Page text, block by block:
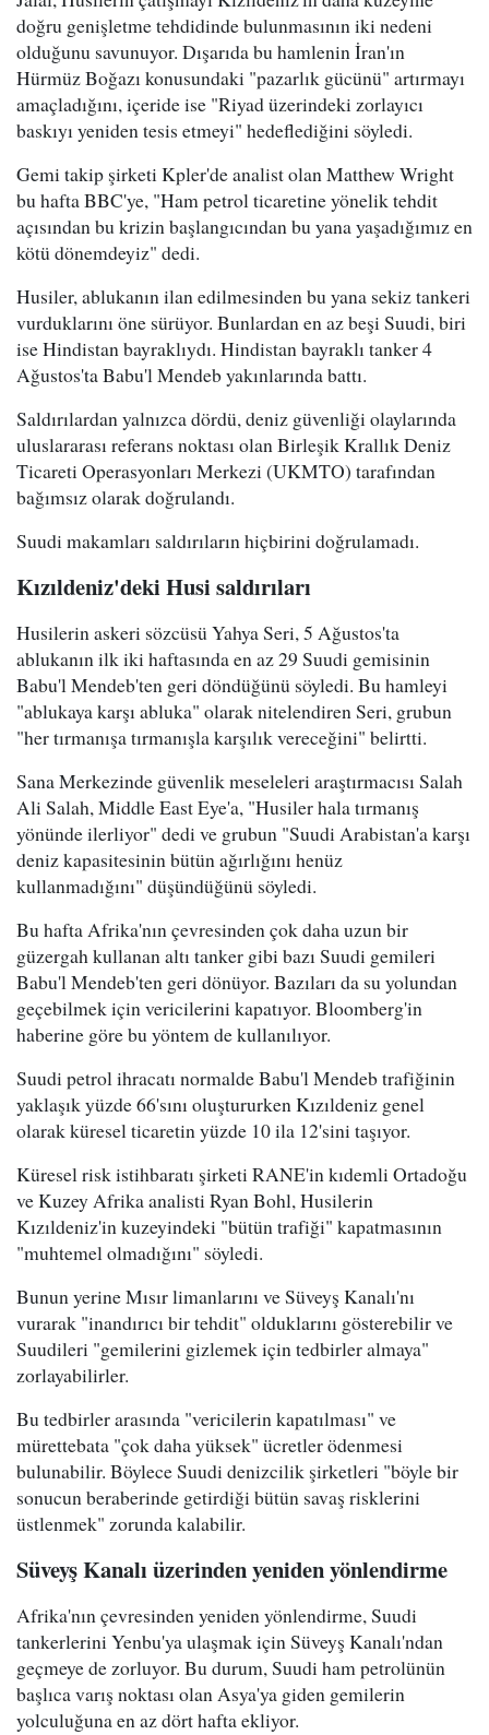
doğru genişletme tehdidinde bulunmasının iki nedeni
olduğunu savunuyor. Dışarıda bu hamlenin İran'ın
Hürmüz Boğazı konusundaki "pazarlık gücünü" artırmayı
amaçladığını, içeride ise "Riyad üzerindeki zorlayıcı
baskıyı yeniden tesis etmeyi" hedeflediğini söyledi.
Gemi takip şirketi Kpler'de analist olan Matthew Wright
bu hafta BBC'ye, "Ham petrol ticaretine yönelik tehdit
açısından bu krizin başlangıcından bu yana yaşadığımız en
kötü dönemdeyiz" dedi.
Husiler, ablukanın ilan edilmesinden bu yana sekiz tankeri
vurduklarını öne sürüyor. Bunlardan en az beşi Suudi, biri
ise Hindistan bayraklıydı. Hindistan bayraklı tanker 4
Ağustos'ta Babu'l Mendeb yakınlarında battı.
Saldırılardan yalnızca dördü, deniz güvenliği olaylarında
uluslararası referans noktası olan Birleşik Krallık Deniz
Ticareti Operasyonları Merkezi (UKMTO) tarafından
bağımsız olarak doğrulandı.
Suudi makamları saldırıların hiçbirini doğrulamadı.
Kızıldeniz'deki Husi saldırıları
Husilerin askeri sözcüsü Yahya Seri, 5 Ağustos'ta
ablukanın ilk iki haftasında en az 29 Suudi gemisinin
Babu'l Mendeb'ten geri döndüğünü söyledi. Bu hamleyi
"ablukaya karşı abluka" olarak nitelendiren Seri, grubun
"her tırmanışa tırmanışla karşılık vereceğini" belirtti.
Sana Merkezinde güvenlik meseleleri araştırmacısı Salah
Ali Salah, Middle East Eye'a, "Husiler hala tırmanış
yönünde ilerliyor" dedi ve grubun "Suudi Arabistan'a karşı
deniz kapasitesinin bütün ağırlığını henüz
kullanmadığını" düşündüğünü söyledi.
Bu hafta Afrika'nın çevresinden çok daha uzun bir
güzergah kullanan altı tanker gibi bazı Suudi gemileri
Babu'l Mendeb'ten geri dönüyor. Bazıları da su yolundan
geçebilmek için vericilerini kapatıyor. Bloomberg'in
haberine göre bu yöntem de kullanılıyor.
Suudi petrol ihracatı normalde Babu'l Mendeb trafiğinin
yaklaşık yüzde 66'sını oluştururken Kızıldeniz genel
olarak küresel ticaretin yüzde 10 ila 12'sini taşıyor.
Küresel risk istihbaratı şirketi RANE'in kıdemli Ortadoğu
ve Kuzey Afrika analisti Ryan Bohl, Husilerin
Kızıldeniz'in kuzeyindeki "bütün trafiği" kapatmasının
"muhtemel olmadığını" söyledi.
Bunun yerine Mısır limanlarını ve Süveyş Kanalı'nı
vurarak "inandırıcı bir tehdit" olduklarını gösterebilir ve
Suudileri "gemilerini gizlemek için tedbirler almaya"
zorlayabilirler.
Bu tedbirler arasında "vericilerin kapatılması" ve
mürettebata "çok daha yüksek" ücretler ödenmesi
bulunabilir. Böylece Suudi denizcilik şirketleri "böyle bir
sonucun beraberinde getirdiği bütün savaş risklerini
üstlenmek" zorunda kalabilir.
Süveyş Kanalı üzerinden yeniden yönlendirme
Afrika'nın çevresinden yeniden yönlendirme, Suudi
tankerlerini Yenbu'ya ulaşmak için Süveyş Kanalı'ndan
geçmeye de zorluyor. Bu durum, Suudi ham petrolünün
başlıca varış noktası olan Asya'ya giden gemilerin
yolculuğuna en az dört hafta ekliyor.